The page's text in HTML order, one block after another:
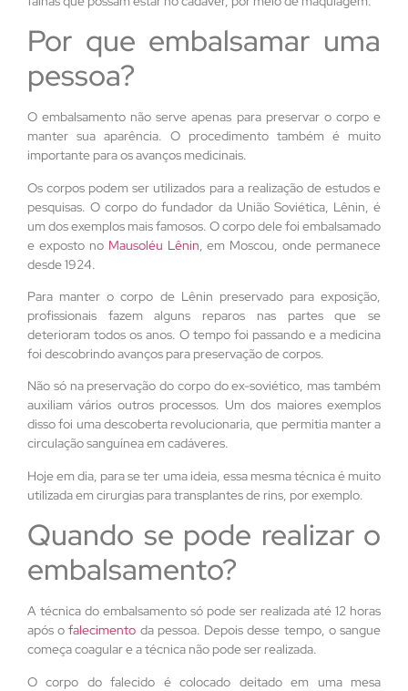
Por que embalsamar uma
pessoa?
O embalsamento não serve apenas para preservar o corpo e
manter sua aparência. O procedimento também é muito
importante para os avanços medicinais.
Os corpos podem ser utilizados para a realização de estudos e
pesquisas. O corpo do fundador da União Soviética, Lênin, é
um dos exemplos mais famosos. O corpo dele foi embalsamado
e exposto no Mausoléu Lênin, em Moscou, onde permanece
desde 1924.
Para manter o corpo de Lênin preservado para exposição,
profissionais fazem alguns reparos nas partes que se
deterioram todos os anos. O tempo foi passando e a medicina
foi descobrindo avanços para preservação de corpos.
Não só na preservação do corpo do ex-soviético, mas também
auxiliam vários outros processos. Um dos maiores exemplos
disso foi uma descoberta revolucionaria, que permitia manter a
circulação sanguínea em cadáveres.
Hoje em dia, para se ter uma ideia, essa mesma técnica é muito
utilizada em cirurgias para transplantes de rins, por exemplo.
Quando se pode realizar o
embalsamento?
A técnica do embalsamento só pode ser realizada até 12 horas
após ofalecimento da pessoa. Depois desse tempo, o sangue
começa coagular e a técnica não pode ser realizada.
O corpo do falecido é colocado deitado em uma mesa